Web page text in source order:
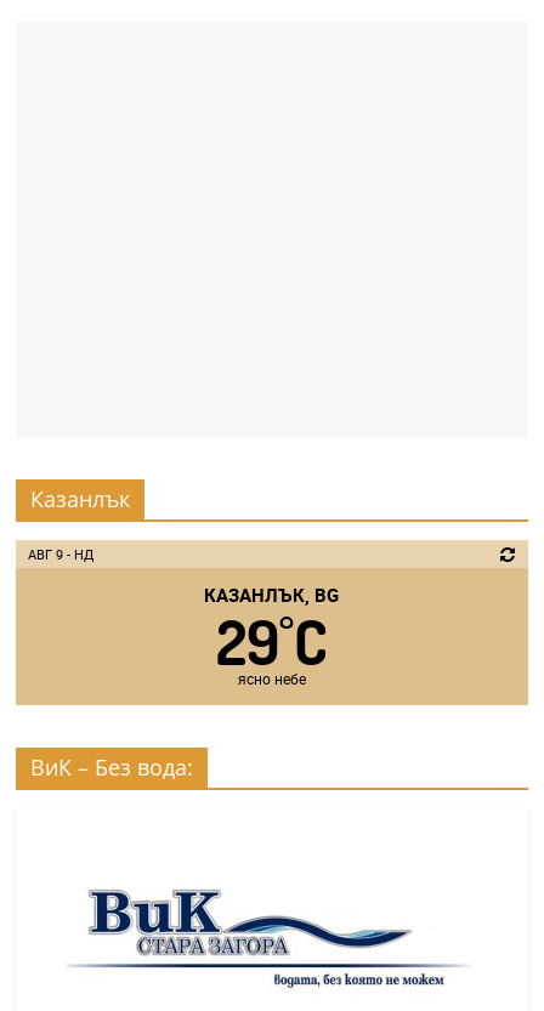
Казанлък
АВГ 9 - НД
КАЗАНЛЪК, BG
29°C
ясно небе
ВиК – Без вода: